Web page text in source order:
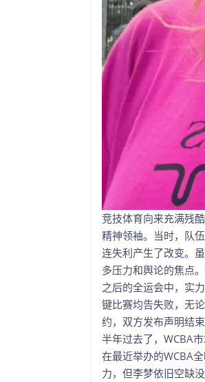
竞技体育向来充满残
精神领袖。当时，队
连失利产生了改变。
多压力和舆论的焦点
之后的全运会中，实
键比赛均告失败，无
约，双方发布声明结
半年过去了，WCBA
在最近举办的WCBA
力，但李梦依旧空缺